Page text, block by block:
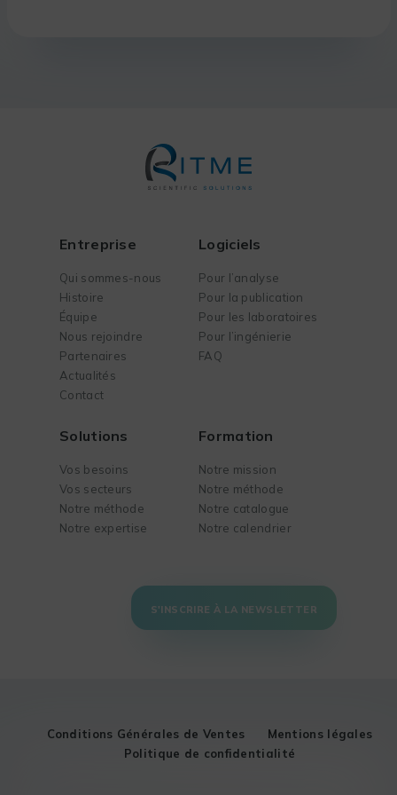
Entreprise
Qui sommes-nous
Histoire
Équipe
Nous rejoindre
Partenaires
Actualités
Contact
Logiciels
Pour l’analyse
Pour la publication
Pour les laboratoires
Pour l’ingénierie
FAQ
Solutions
Vos besoins
Vos secteurs
Notre méthode
Notre expertise
Formation
Notre mission
Notre méthode
Notre catalogue
Notre calendrier
S'INSCRIRE À LA NEWSLETTER
Conditions Générales de Ventes
Mentions légales
Politique de confidentialité